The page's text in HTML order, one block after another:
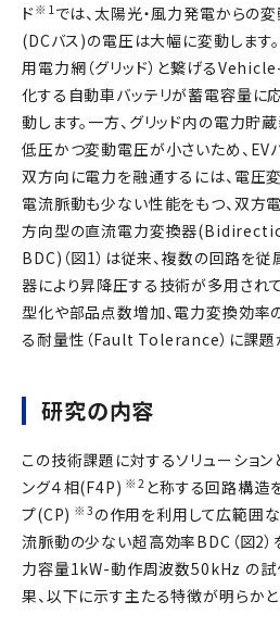
ド※1では、太陽光・風力発電からの
(DCバス)の電圧は大幅に変動します
用電力網（グリッド）と繋げる
化する自動車バッテリが蓄電容量に応
動します。一方、グリッド内の電力貯
低圧かつ変動電圧が小さいため、EV
双方向に電力を融通するには、電圧
電流脈動も少ない性能をもつ、双方
方向型の直流電力変換器
BDC)（図1）は従来、複数の回路を
器により昇降圧する技術が多用され
型化や部品点数増加、電力変換効率
る耐量性（Fault Tolerance）に課題
研究の内容
この技術課題に対するソリューション
ング４相(F4P) ※2 と称する回路構造
プ(CP) ※3 の作用を利用して広範囲
流脈動の少ない超高効率BDC（図2）
力容量1kW-動作周波数50kHz の試
果、以下に示す主たる特徴が明らかと